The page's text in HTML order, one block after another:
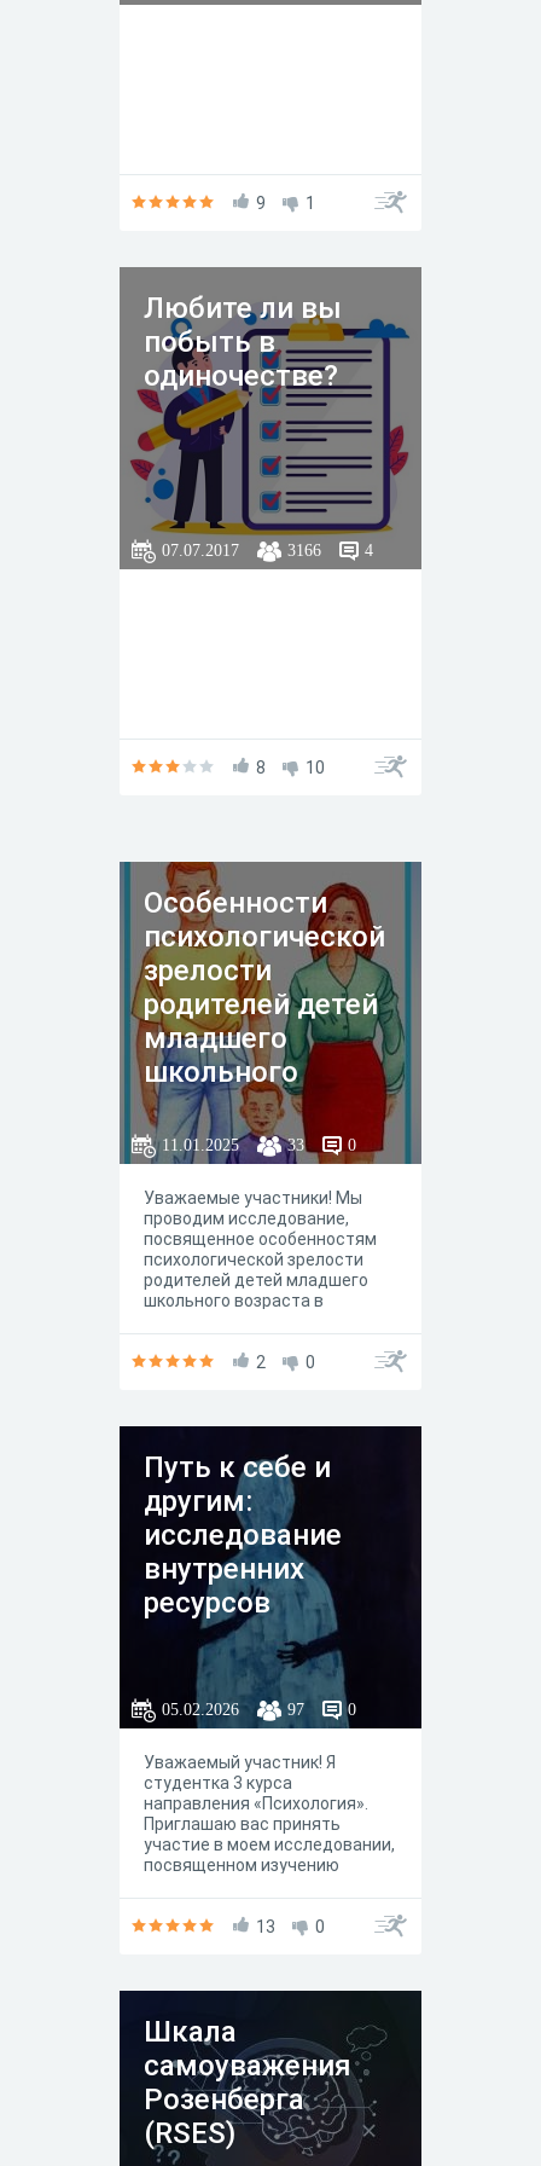
9 1
Любите ли вы
побыть в
одиночестве?
07.07.2017 3166 4
8 10
Особенности
психологической
зрелости
родителей детей
младшего
школьного
возраста в
зависимости от
типа семьи
11.01.2025 33 0
Уважаемые участники! Мы
проводим исследование,
посвященное особенностям
психологической зрелости
родителей детей младшего
школьного возраста в
многодетные семьи).
2 0
Путь к себе и
другим:
исследование
внутренних
ресурсов
05.02.2026 97 0
Уважаемый участник! Я
студентка 3 курса
направления «Психология».
Приглашаю вас принять
участие в моем исследовании,
посвященном изучению
жизненного опыта и
ценно. Полученные данные
люди справляются с разными
жизненными
обстоятельствами, и внесут
вклад в развитие
практической психологии. В
дальнейшем эти знания могут
быть использованы для
13 0
Шкала
самоуважения
Розенберга
(RSES)